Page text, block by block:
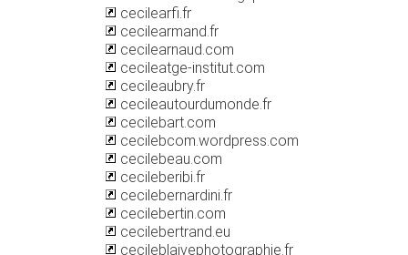
cecilearfi.fr
cecilearmand.fr
cecilearnaud.com
cecileatge-institut.com
cecileaubry.fr
cecileautourdumonde.fr
cecilebart.com
cecilebcom.wordpress.com
cecilebeau.com
cecileberibi.fr
cecilebernardini.fr
cecilebertin.com
cecilebertrand.eu
cecileblaivephotographie.fr